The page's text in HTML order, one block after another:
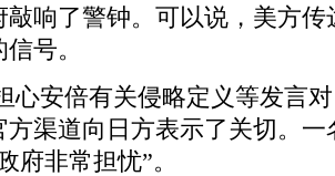
敲响了警钟。可以说，美方
号。
安倍有关侵略定义等发言对
方渠道向日方表示了关切。
府非常担忧”。